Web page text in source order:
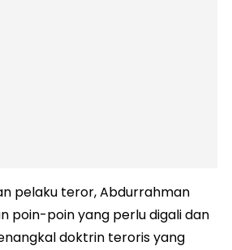
pelaku teror, Abdurrahman
poin-poin yang perlu digali dan
doktrin teroris yang